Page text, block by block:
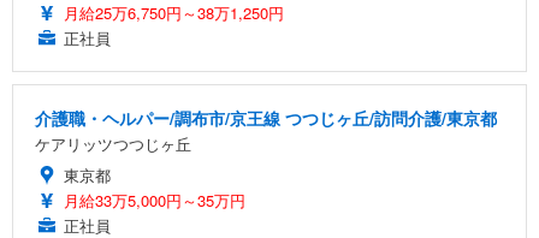
月給25万6,750円～38万1,250円
正社員
介護職・ヘルパー/調布市/京王線 つつじヶ丘/訪問介護/東京都
ケアリッツつつじヶ丘
東京都
月給33万5,000円～35万円
正社員